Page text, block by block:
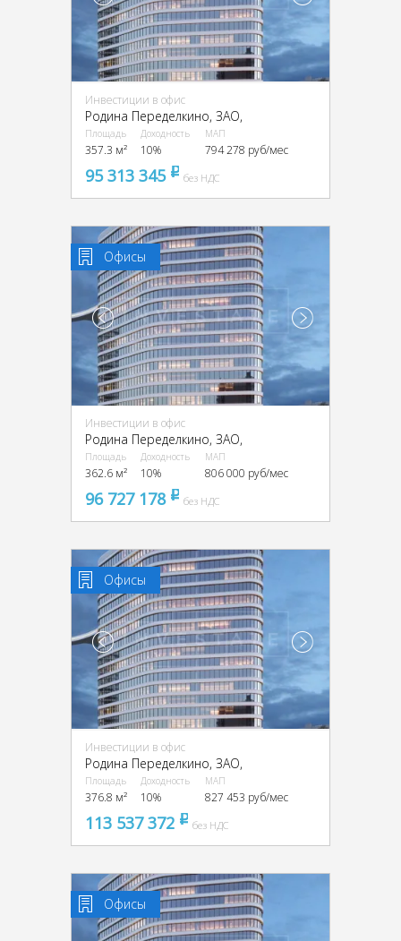
Инвестиции в офис
Родина Переделкино, ЗАО,
Площадь
357.3 м²
Доходность
10%
МАП
794 278 руб/мес
95 313 345 pуббез НДС
Офисы
Инвестиции в офис
Родина Переделкино, ЗАО,
Площадь
362.6 м²
Доходность
10%
МАП
806 000 руб/мес
96 727 178 pуббез НДС
Офисы
Инвестиции в офис
Родина Переделкино, ЗАО,
Площадь
376.8 м²
Доходность
10%
МАП
827 453 руб/мес
113 537 372 pуббез НДС
Офисы